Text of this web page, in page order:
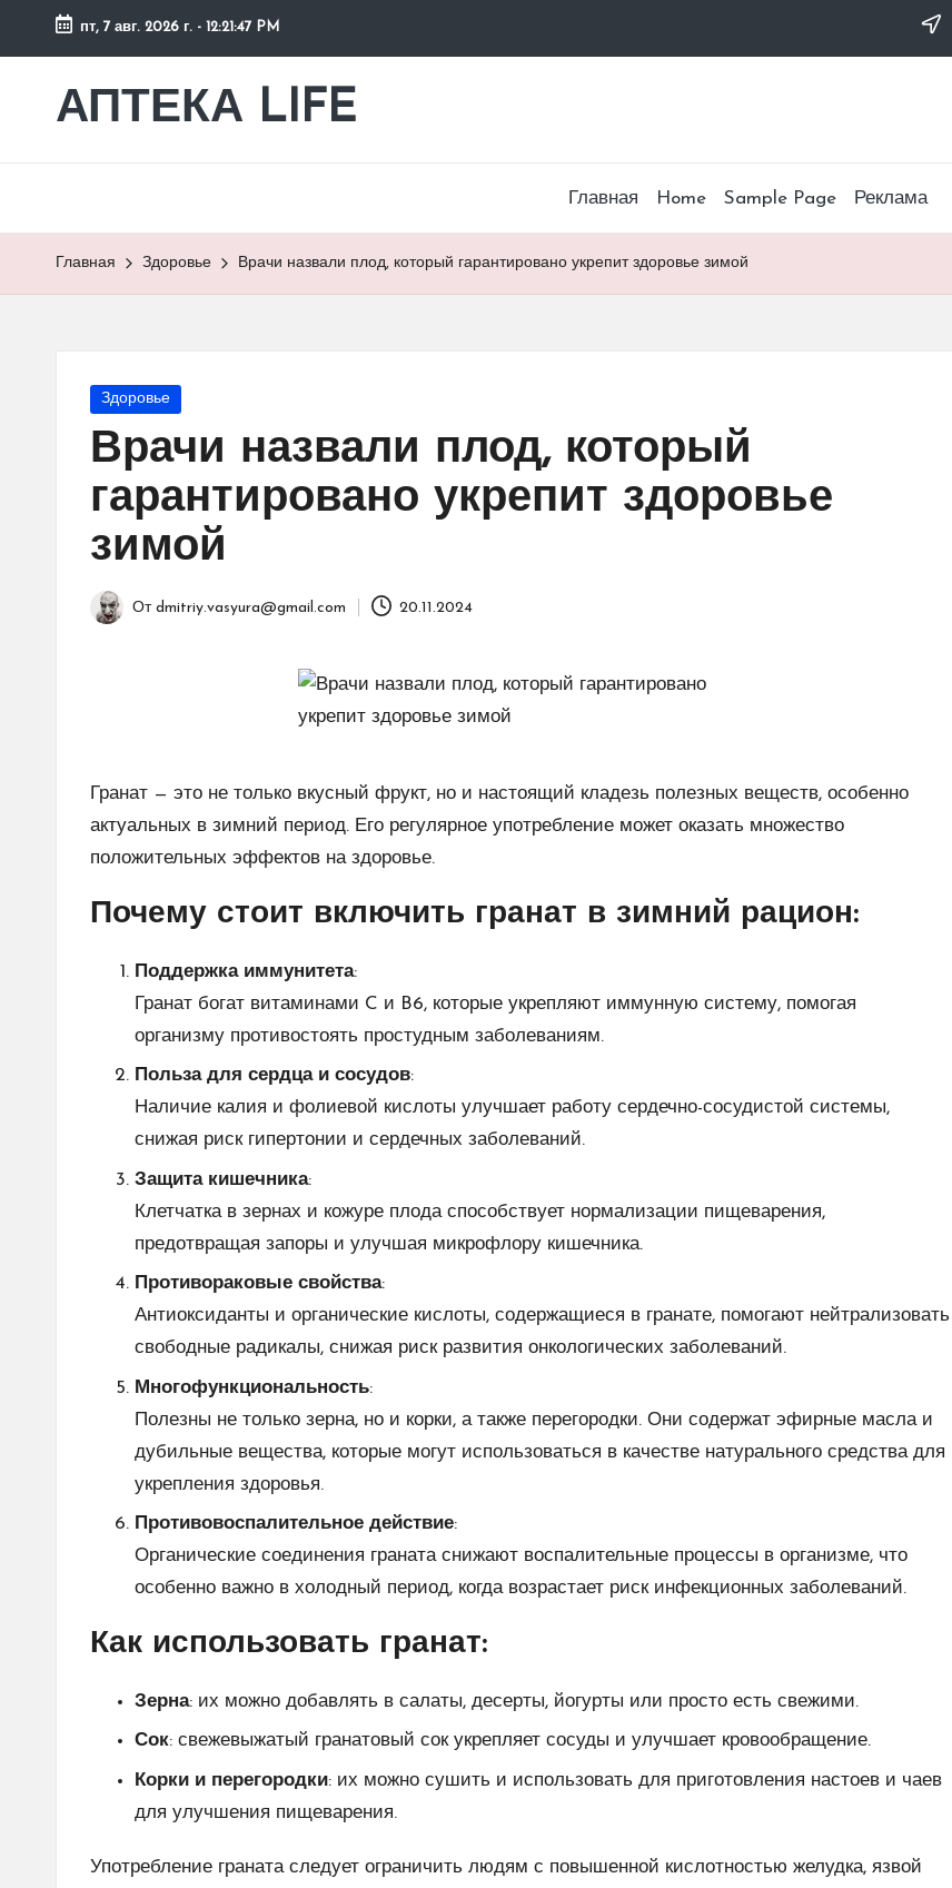
Перейти
содержимому
пт, 7 авг. 2026 г. - 12:21:48 PM
АПТЕКА LIFE
сайт
Главная Home Sample Page Реклама
Главная Здоровье Врачи назвали плод, который гарантировано укрепит здоровье зимой
Опубликовано
Здоровье
Врачи назвали плод, который
гарантировано укрепит здоровье
зимой
Запись
От dmitriy.vasyura@gmail.com 20.11.2024
Гранат — это не только вкусный фрукт, но и настоящий кладезь полезных веществ, особенно
актуальных в зимний период. Его регулярное употребление может оказать множество
положительных эффектов на здоровье.
Почему стоит включить гранат в зимний рацион:
Поддержка иммунитета:
Гранат богат витаминами C и B6, которые укрепляют иммунную систему, помогая
организму противостоять простудным заболеваниям.
Польза для сердца и сосудов:
Наличие калия и фолиевой кислоты улучшает работу сердечно-сосудистой системы,
снижая риск гипертонии и сердечных заболеваний.
Защита кишечника:
Клетчатка в зернах и кожуре плода способствует нормализации пищеварения,
предотвращая запоры и улучшая микрофлору кишечника.
Противораковые свойства:
Антиоксиданты и органические кислоты, содержащиеся в гранате, помогают нейтрализовать
свободные радикалы, снижая риск развития онкологических заболеваний.
Многофункциональность:
Полезны не только зерна, но и корки, а также перегородки. Они содержат эфирные масла и
дубильные вещества, которые могут использоваться в качестве натурального средства для
укрепления здоровья.
Противовоспалительное действие:
Органические соединения граната снижают воспалительные процессы в организме, что
особенно важно в холодный период, когда возрастает риск инфекционных заболеваний.
Как использовать гранат:
Зерна: их можно добавлять в салаты, десерты, йогурты или просто есть свежими.
Сок: свежевыжатый гранатовый сок укрепляет сосуды и улучшает кровообращение.
Корки и перегородки: их можно сушить и использовать для приготовления настоев и чаев
для улучшения пищеварения.
Употребление граната следует ограничить людям с повышенной кислотностью желудка, язвой